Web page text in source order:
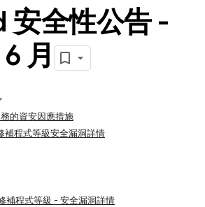
安全性公告 -
月
的資安因應措施
程式等級安全漏洞詳情
程式等級 - 安全漏洞詳情